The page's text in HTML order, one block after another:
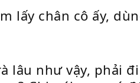
lấy chân cô ấy,
lâu như vậy, phải